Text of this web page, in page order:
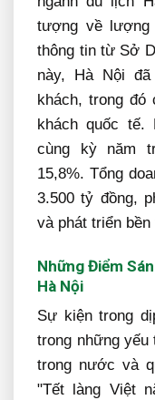
tượng về lượng
thông tin từ Sở
này, Hà Nội
khách, trong
khách quốc tế.
cùng kỳ năm
15,8%. Tổng
3.500 tỷ đồng,
và phát triển
Những Điểm
Hà Nội
Sự kiện trong
trong những yếu
trong nước và
"Tết làng Việt